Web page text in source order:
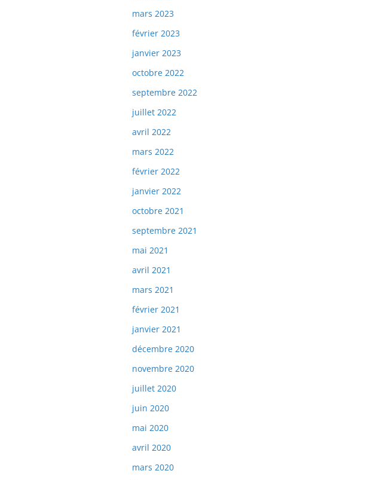
mars 2023
février 2023
janvier 2023
octobre 2022
septembre 2022
juillet 2022
avril 2022
mars 2022
février 2022
janvier 2022
octobre 2021
septembre 2021
mai 2021
avril 2021
mars 2021
février 2021
janvier 2021
décembre 2020
novembre 2020
juillet 2020
juin 2020
mai 2020
avril 2020
mars 2020